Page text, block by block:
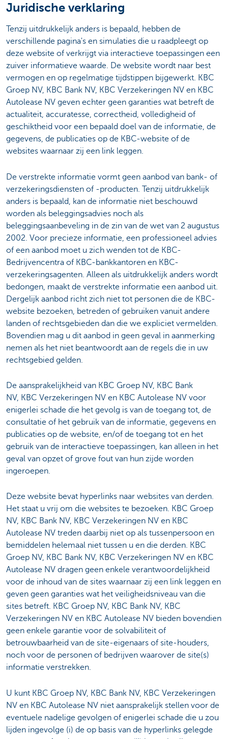
Juridische verklaring
Tenzij uitdrukkelijk anders is bepaald, hebben de
verschillende pagina's en simulaties die u raadpleegt op
deze website of verkrijgt via interactieve toepassingen een
zuiver informatieve waarde. De website wordt naar best
vermogen en op regelmatige tijdstippen bijgewerkt. KBC
Groep NV, KBC Bank NV, KBC Verzekeringen NV en KBC
Autolease NV geven echter geen garanties wat betreft de
actualiteit, accuratesse, correctheid, volledigheid of
geschiktheid voor een bepaald doel van de informatie, de
gegevens, de publicaties op de KBC-website of de
websites waarnaar zij een link leggen.
De verstrekte informatie vormt geen aanbod van bank- of
verzekeringsdiensten of -producten. Tenzij uitdrukkelijk
anders is bepaald, kan de informatie niet beschouwd
worden als beleggingsadvies noch als
beleggingsaanbeveling in de zin van de wet van 2 augustus
2002. Voor precieze informatie, een professioneel advies
of een aanbod moet u zich wenden tot de KBC-
Bedrijvencentra of KBC-bankkantoren en KBC-
verzekeringsagenten. Alleen als uitdrukkelijk anders wordt
bedongen, maakt de verstrekte informatie een aanbod uit.
Dergelijk aanbod richt zich niet tot personen die de KBC-
website bezoeken, betreden of gebruiken vanuit andere
landen of rechtsgebieden dan die we expliciet vermelden.
Bovendien mag u dit aanbod in geen geval in aanmerking
nemen als het niet beantwoordt aan de regels die in uw
rechtsgebied gelden.
De aansprakelijkheid van KBC Groep NV, KBC Bank
NV, KBC Verzekeringen NV en KBC Autolease NV voor
enigerlei schade die het gevolg is van de toegang tot, de
consultatie of het gebruik van de informatie, gegevens en
publicaties op de website, en/of de toegang tot en het
gebruik van de interactieve toepassingen, kan alleen in het
geval van opzet of grove fout van hun zijde worden
ingeroepen.
Deze website bevat hyperlinks naar websites van derden.
Het staat u vrij om die websites te bezoeken. KBC Groep
NV, KBC Bank NV, KBC Verzekeringen NV en KBC
Autolease NV treden daarbij niet op als tussenpersoon en
bemiddelen helemaal niet tussen u en die derden. KBC
Groep NV, KBC Bank NV, KBC Verzekeringen NV en KBC
Autolease NV dragen geen enkele verantwoordelijkheid
voor de inhoud van de sites waarnaar zij een link leggen en
geven geen garanties wat het veiligheidsniveau van die
sites betreft. KBC Groep NV, KBC Bank NV, KBC
Verzekeringen NV en KBC Autolease NV bieden bovendien
geen enkele garantie voor de solvabiliteit of
betrouwbaarheid van de site-eigenaars of site-houders,
noch voor de personen of bedrijven waarover de site(s)
informatie verstrekken.
U kunt KBC Groep NV, KBC Bank NV, KBC Verzekeringen
NV en KBC Autolease NV niet aansprakelijk stellen voor de
eventuele nadelige gevolgen of enigerlei schade die u zou
lijden ingevolge (i) de op basis van de hyperlinks gelegde